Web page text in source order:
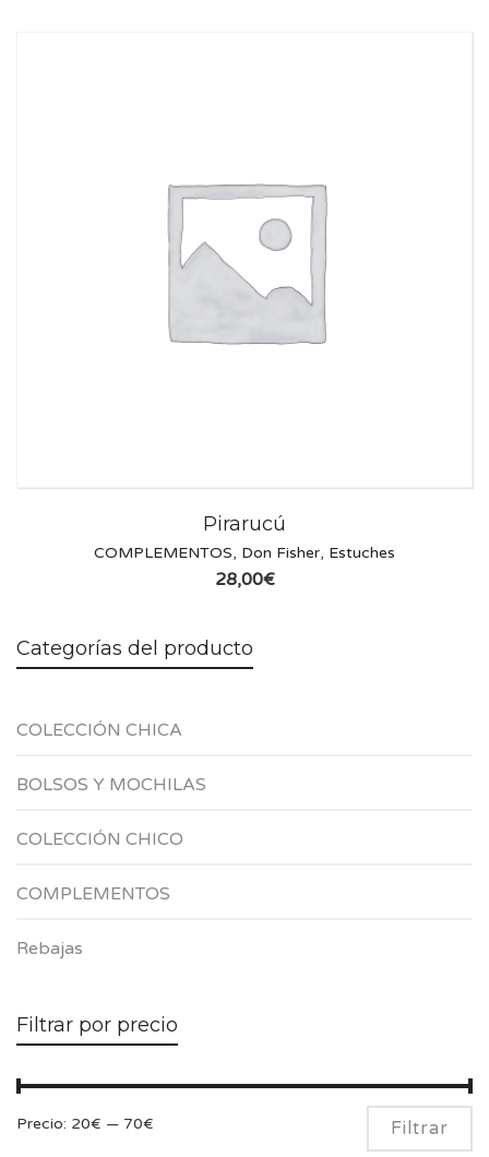
Pirarucú
COMPLEMENTOS, Don Fisher, Estuches
28,00€
Categorías del producto
COLECCIÓN CHICA
BOLSOS Y MOCHILAS
COLECCIÓN CHICO
COMPLEMENTOS
Rebajas
Filtrar por precio
Filtrar
Precio: 20€ — 70€